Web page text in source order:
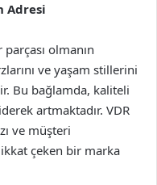
Adresi
olmanın
ve yaşam stillerini
Bu bağlamda, kaliteli
artmaktadır. VDR
ve müşteri
çeken bir marka